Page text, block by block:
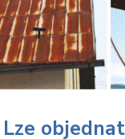
Lze